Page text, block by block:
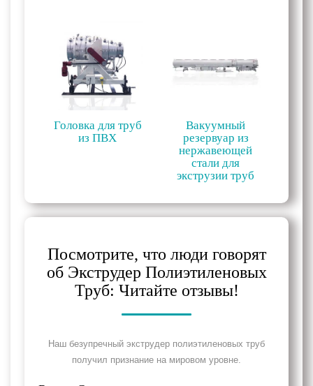
Головка для труб
из ПВХ
Вакуумный
резервуар из
нержавеющей
стали для
экструзии труб
Посмотрите, что люди говорят
об Экструдер Полиэтиленовых
Труб: Читайте отзывы!
Наш безупречный экструдер полиэтиленовых труб
получил признание на мировом уровне.